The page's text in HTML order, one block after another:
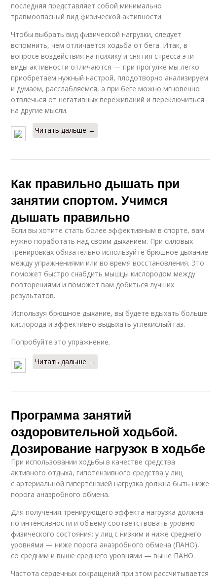
последняя представляет собой минимально
травмоопасный вид физической активности.
Чтобы выбрать вид физической нагрузки, следует
вспомнить, чем отличается ходьба от бега. Итак, в
вопросе воздействия на психику и снятия стресса эти
виды активности отличаются — при прогулке мы легко
приобретаем нужный настрой, плодотворно анализируем
и думаем, расслабляемся, а при беге можно мгновенно
отвлечься от негативных переживаний и переключиться
на другие мысли.
Читать дальше →
Как правильно дышать при
занятии спортом. Учимся
дышать правильно
Если вы хотите стать более эффективным в спорте, вам
нужно поработать над своим дыханием. При силовых
тренировках обязательно используйте брюшное дыхание
между упражнениями или во время восстановления. Это
поможет быстро снабдить мышцы кислородом между
повторениями и поможет вам добиться лучших
результатов.
Используя брюшное дыхание, вы будете вдыхать больше
кислорода и эффективно выдыхать углекислый газ.
Попробуйте это упражнение.
Читать дальше →
Программа занятий
оздоровительной ходьбой.
Дозирование нагрузок в ходьбе
При использовании ходьбы в качестве средства
активного отдыха, гипотензивного средства у лиц
с артериальной гипертензией нагрузка должна быть ниже
порога анаэробного обмена.
Для получения тренирующего эффекта нагрузка должна
по интенсивности и объему соответствовать уровню
физического состояния: у лиц с низким и ниже среднего
уровнями — ниже порога анаэробного обмена (ПАНО),
со средним и выше среднего уровнями — выше ПАНО.
Частота сердечных сокращений при этом рассчитывается